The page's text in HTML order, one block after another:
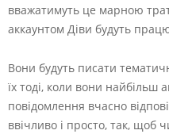
вважатимуть це марною
аккаунтом Діви будуть
Вони будуть писати
їх тоді, коли вони найбільш
повідомлення вчасно
ввічливо і просто, так, щоб